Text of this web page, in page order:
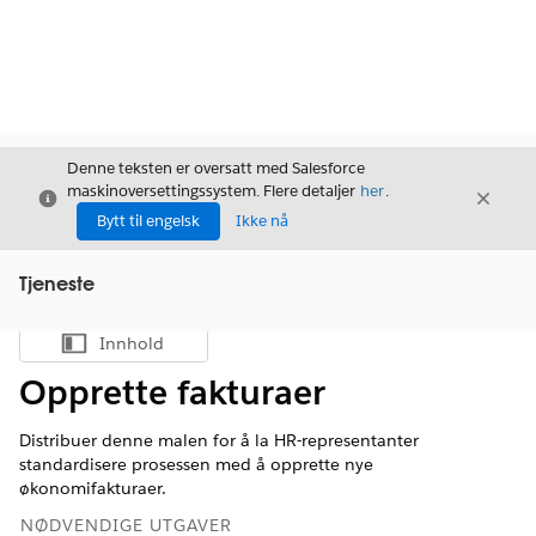
Avslutt
Denne teksten er oversatt med Salesforce
maskinoversettingssystem. Flere detaljer her.
Bytt til engelsk
Ikke nå
Avslutt
Tjeneste
Vis innholdsfortegnelse
Innhold
Opprette fakturaer
Distribuer denne malen for å la HR-representanter
standardisere prosessen med å opprette nye
økonomifakturaer.
NØDVENDIGE UTGAVER